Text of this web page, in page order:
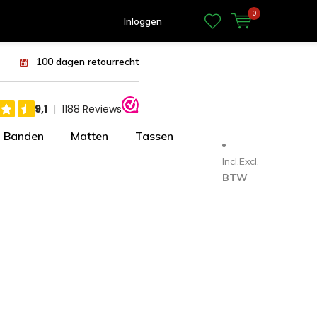
Inloggen
0
100 dagen retourrecht
Banden Matten Tassen
Incl.Excl.
BTW